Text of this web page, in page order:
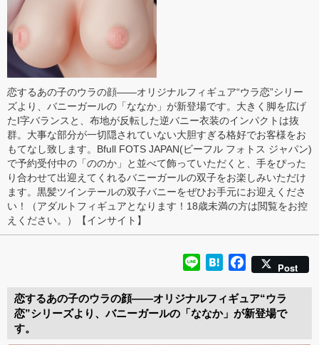
恋するあの子のウラの顔――オリジナルフィギュア“ウラ恋”シリー
ズより、バニーガールの「ななか」が新登場です。大きく脚を広げ
たI字バランスと、布地が反転した逆バニー衣装のインパクトは抜
群。大事な部分が一切隠されていない大胆すぎる格好でお客様をお
もてなし致します。Bfull FOTS JAPAN(ビーフル フォトス ジャパン)
で予約受付中の「ののか」と並べて飾っていただくと、手をぴった
り合わせて出迎えてくれるバニーガールの双子をお楽しみいただけ
ます。黒髪ツインテールの双子バニーをぜひお手元にお迎えくださ
い！（アダルトフィギュアとなります！18歳未満の方は閲覧をお控
えください。）【インサイト】
Line HatenaFacebook
Post
恋するあの子のウラの顔――オリジナルフィギュア“ウラ
恋”シリーズより、バニーガールの「ななか」が新登場で
す。